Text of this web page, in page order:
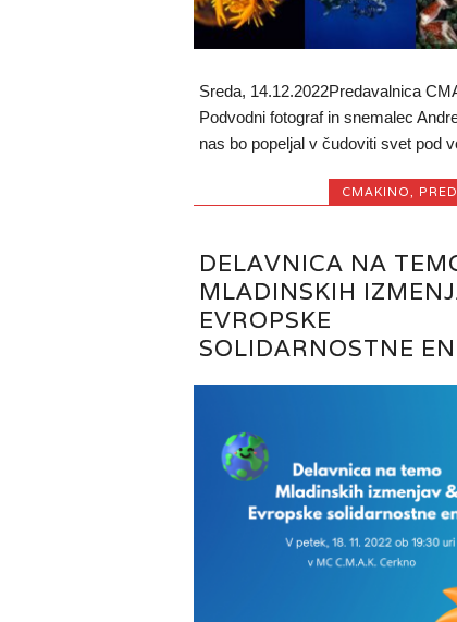
Sreda, 14.12.2022Predavalnica
Podvodni fotograf in snemalec
nas bo popeljal v čudoviti svet pod
CMAKINO,
DELAVNICA NA
MLADINSKIH
EVROPSKE
SOLIDARNOSTNE